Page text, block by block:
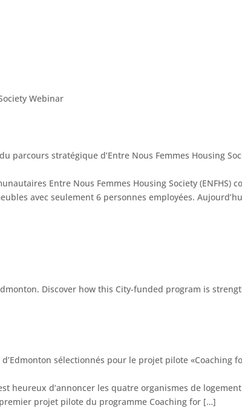
parcours stratégique d’Entre Nous Femmes Housing
Entre Nous Femmes Housing Society (ENFHS)
avec seulement 6 personnes employées.
sélectionnés pour le projet pilote «Coaching
heureux d’annoncer les quatre organismes de
projet pilote du programme Coaching for […]